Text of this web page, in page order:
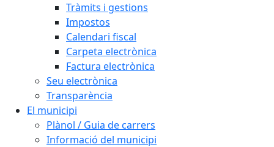
Tràmits i gestions
Impostos
Calendari fiscal
Carpeta electrònica
Factura electrònica
Seu electrònica
Transparència
El municipi
Plànol / Guia de carrers
Informació del municipi